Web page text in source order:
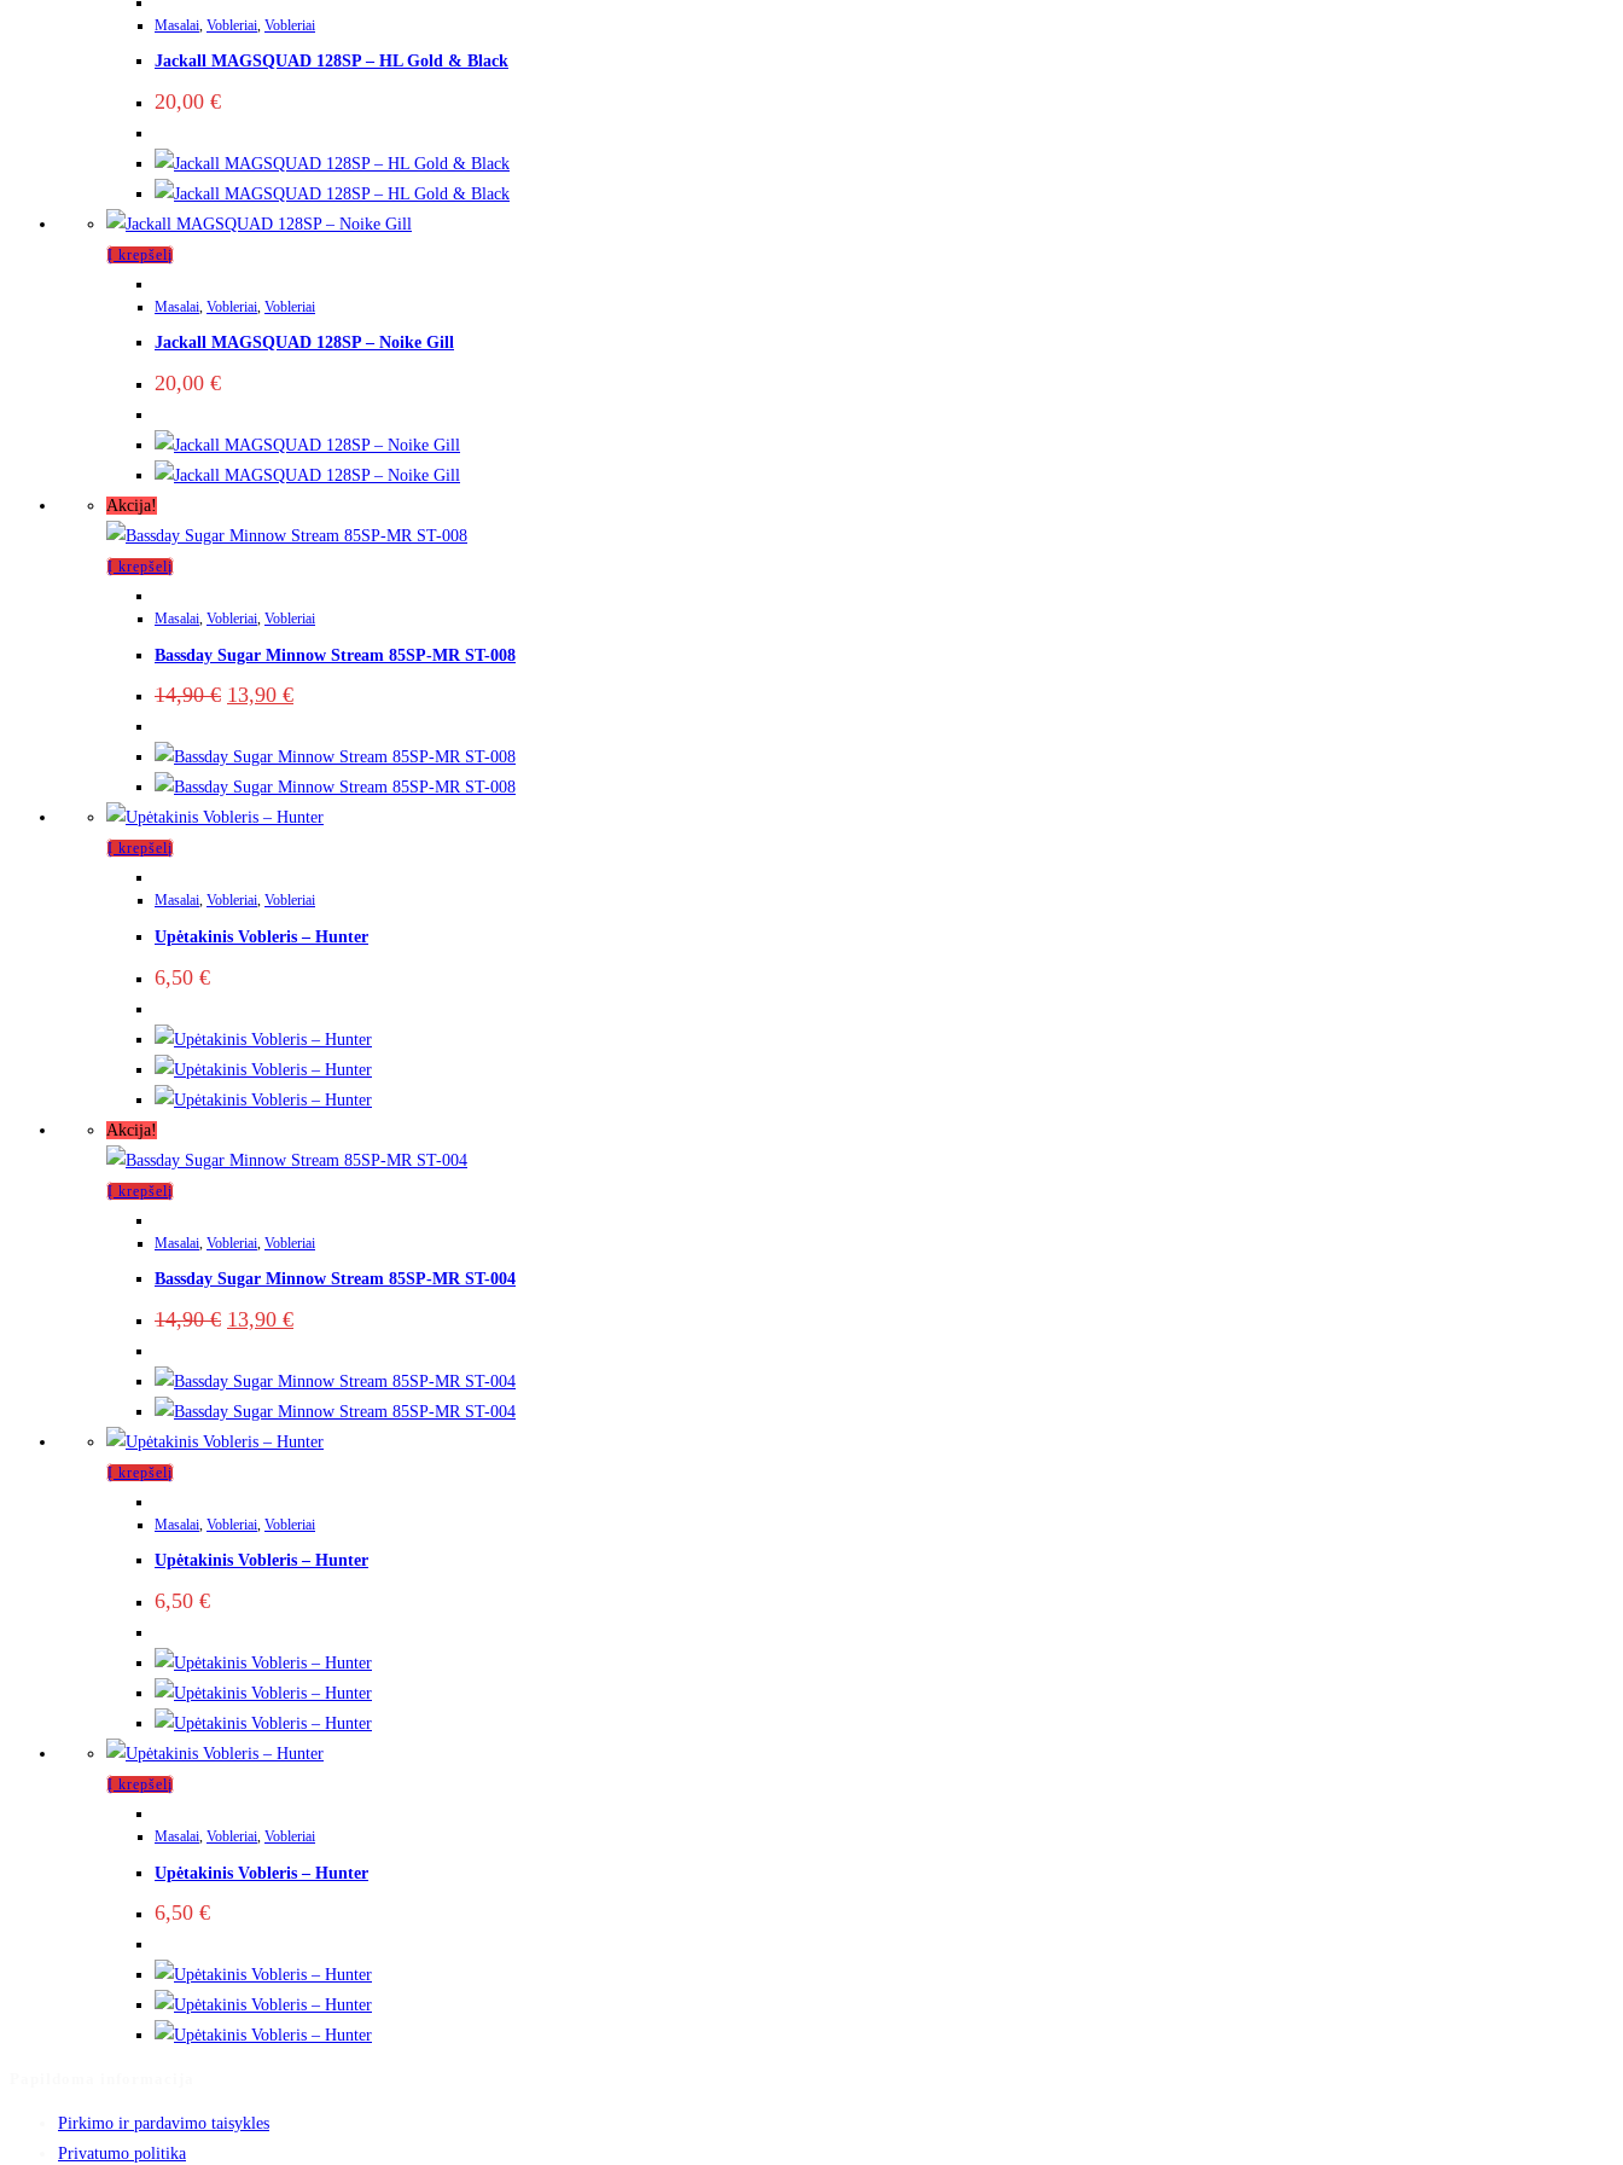
Masalai Vobleriai Vobleriai
Jackall MAGSQUAD 128SP – HL Gold & Black
20,00 €
Į krepšelį
Masalai, Vobleriai, Vobleriai
Jackall MAGSQUAD 128SP – Noike Gill
20,00 €
Akcija!
Į krepšelį
Masalai, Vobleriai, Vobleriai
Bassday Sugar Minnow Stream 85SP-MR ST-008
14,90€ 13,90 €
Į krepšelį
Masalai, Vobleriai, Vobleriai
Upėtakinis Vobleris – Hunter
6,50 €
Akcija!
Į krepšelį
Masalai Vobleriai Vobleriai
Bassday Sugar Minnow Stream 85SP-MR ST-004
14,90€ 13,90 €
Į krepšelį
Masalai Vobleriai Vobleriai
Upėtakinis Vobleris – Hunter
6,50 €
Į krepšelį
Masalai, Vobleriai, Vobleriai
Upėtakinis Vobleris – Hunter
6,50 €
Pirkimo ir pardavimo taisykles
Privatumo politika